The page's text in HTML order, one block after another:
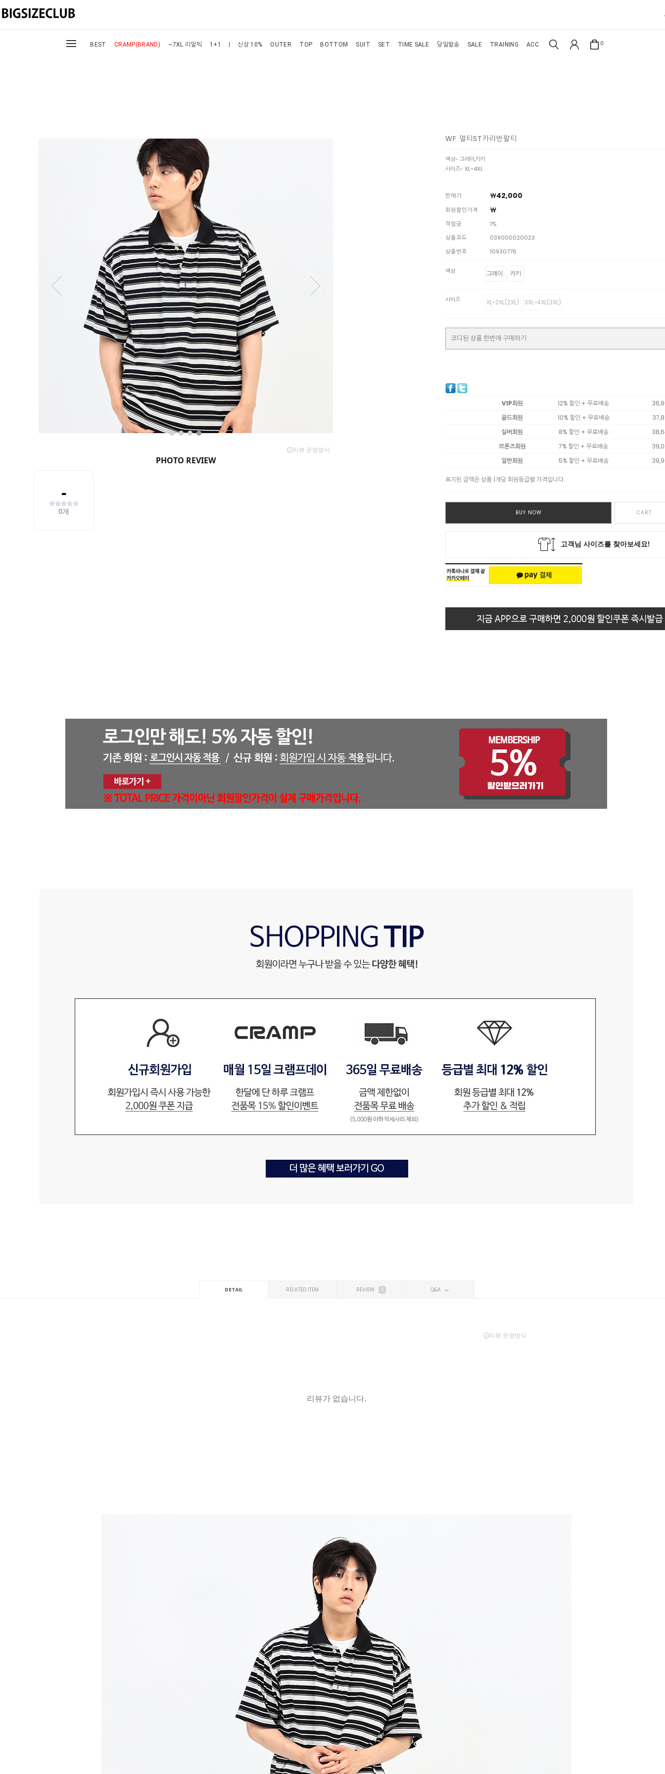
BEST CRAMP(BRAND) ~7XL 리얼빅 1+1 신상 10% OUTER TOP BOTTOM SUIT SET TIME SALE 당일발송 SALE TRAINING ACC 0
WF 멀티ST카라반팔티
색상- 그레이,카키
사이즈- XL~4XL
판매가 ￦42,000
회원할인가격 ￦
적립금
1%
상품코드
039000020023
상품번호
10930776
색상 그레이 카키
사이즈 XL~2XL(2XL) 3XL~4XL(3XL)
코디된 상품 한번에 구매하기
VIP회원 12% 할인 + 무료배송
골드회원
10% 할인 + 무료배송
실버회원
8% 할인 + 무료배송
브론즈회원
7% 할인 + 무료배송
일반회원
5% 할인 + 무료배송
표기된 금액은 상품 1개당 회원등급별 가격입니다.
BUY NOW CART
DETAIL RELATED ITEM REVIEW 0 Q&A